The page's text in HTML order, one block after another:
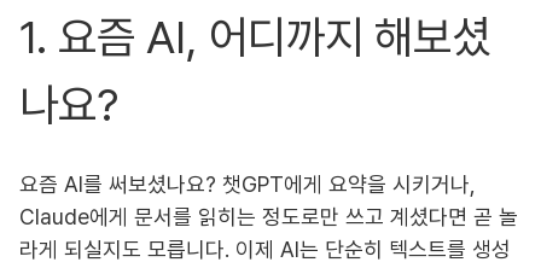
1. 요즘 AI, 어디까지 해보셨
나요?
요즘 AI를 써보셨나요? 챗GPT에게 요약을 시키거나,
Claude에게 문서를 읽히는 정도로만 쓰고 계셨다면 곧 놀
라게 되실지도 모릅니다. 이제 AI는 단순히 텍스트를 생성